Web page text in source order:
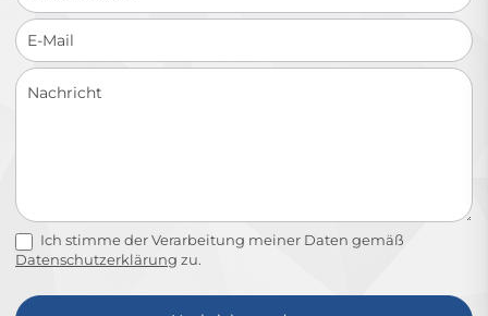
Ich stimme der Verarbeitung meiner Daten gemäß
Datenschutzerklärung zu.